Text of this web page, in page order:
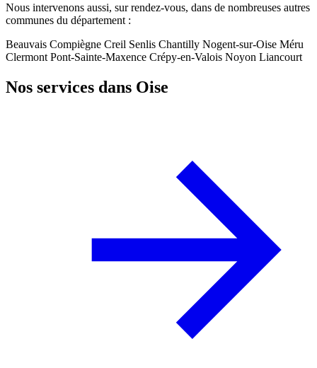
Nous intervenons aussi, sur rendez-vous, dans de nombreuses autres
communes du département :
Beauvais Compiègne Creil Senlis Chantilly Nogent-sur-Oise Méru
Clermont Pont-Sainte-Maxence Crépy-en-Valois Noyon Liancourt
Nos services dans Oise